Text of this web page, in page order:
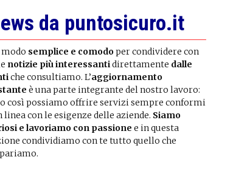
da puntosicuro.it
semplice e comodoper condividere con
notizie più interessantidirettamente dalle
che consultiamo. L’aggiornamento
è una parte integrante del nostro lavoro:
così possiamo offrire servizi sempre conformi
linea con le esigenze delle aziende. Siamo
e lavoriamo con passione e in questa
condividiamo con te tutto quello che